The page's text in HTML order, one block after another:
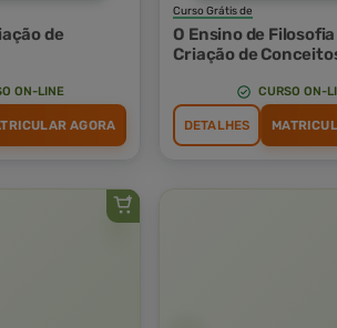
de
ON-LINE
AGORA
Curso Grátis de
O Ensino de Filosofia
Criação de
CURSO ON-
DETALHES